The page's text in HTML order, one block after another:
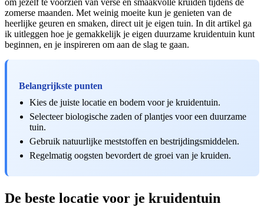
zomerse maanden. Met weinig moeite kun je genieten van de
heerlijke geuren en smaken, direct uit je eigen tuin. In dit artikel ga
ik uitleggen hoe je gemakkelijk je eigen duurzame kruidentuin kunt
beginnen, en je inspireren om aan de slag te gaan.
Belangrijkste punten
Kies de juiste locatie en bodem voor je kruidentuin.
Selecteer biologische zaden of plantjes voor een duurzame
tuin.
Gebruik natuurlijke meststoffen en bestrijdingsmiddelen.
Regelmatig oogsten bevordert de groei van je kruiden.
De beste locatie voor je kruidentuin